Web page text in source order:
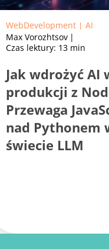
WebDevelopment
AI
Max Vorozhtsov
Czas lektury: 13 min
Jak wdrożyć AI
produkcji z
Przewaga
nad Pythonem
świecie LLM